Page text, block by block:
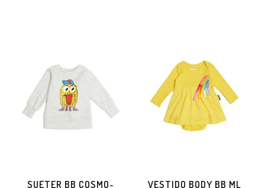
SUETER BB COSMO-
VESTIDO BODY BB ML